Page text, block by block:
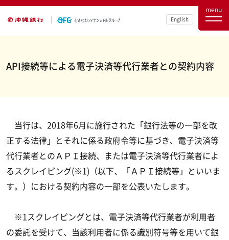
English
menu
API接続等による電子決済等代行業者との契約内容
当行は、2018年6月に施行された「銀行法等の一部を改
正する法律」とそれに係る政府令等に基づき、電子決済等
代行業者とのＡＰＩ接続、または電子決済等代行業者によ
るスクレイピング(※1)（以下、「ＡＰＩ接続等」といいま
す。）における契約内容の一部を公表いたします。
※1スクレイピングとは、電子決済等代行業者が利用者
の委託を受けて、当該利用者に係る識別符号等を用いて銀